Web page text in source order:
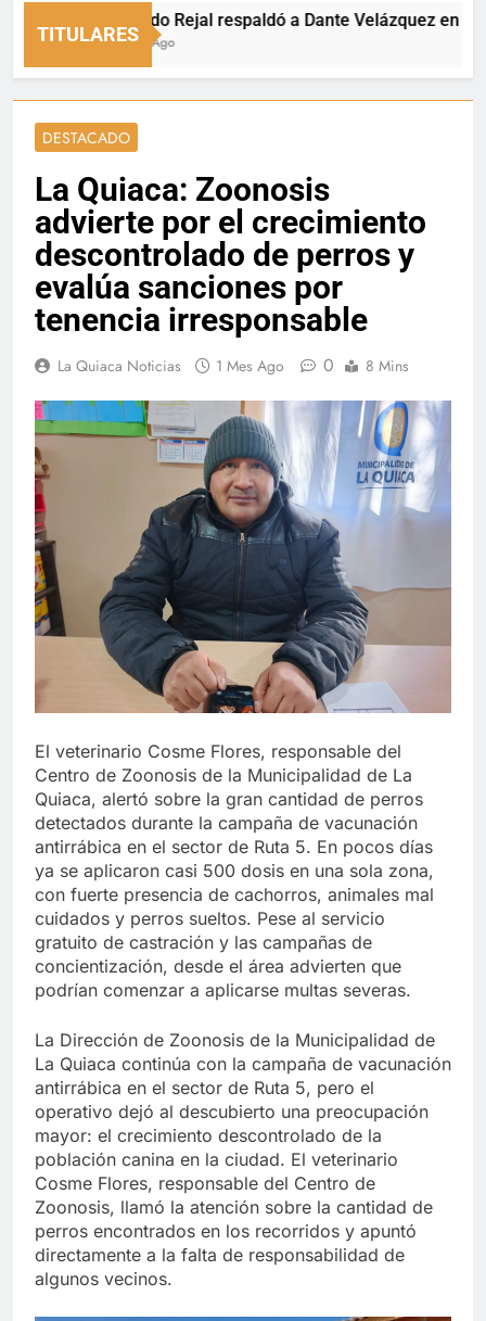
TITULARES
Fernando Rejal respaldó a Dante Velázquez en el
13 Horas Ago
DESTACADO
La Quiaca: Zoonosis
advierte por el crecimiento
descontrolado de perros y
evalúa sanciones por
tenencia irresponsable
La Quiaca Noticias 1 Mes Ago 0 8 Mins
El veterinario Cosme Flores, responsable del
Centro de Zoonosis de la Municipalidad de La
Quiaca, alertó sobre la gran cantidad de perros
detectados durante la campaña de vacunación
antirrábica en el sector de Ruta 5. En pocos días
ya se aplicaron casi 500 dosis en una sola zona,
con fuerte presencia de cachorros, animales mal
cuidados y perros sueltos. Pese al servicio
gratuito de castración y las campañas de
concientización, desde el área advierten que
podrían comenzar a aplicarse multas severas.
La Dirección de Zoonosis de la Municipalidad de
La Quiaca continúa con la campaña de vacunación
antirrábica en el sector de Ruta 5, pero el
operativo dejó al descubierto una preocupación
mayor: el crecimiento descontrolado de la
población canina en la ciudad. El veterinario
Cosme Flores, responsable del Centro de
Zoonosis, llamó la atención sobre la cantidad de
perros encontrados en los recorridos y apuntó
directamente a la falta de responsabilidad de
algunos vecinos.